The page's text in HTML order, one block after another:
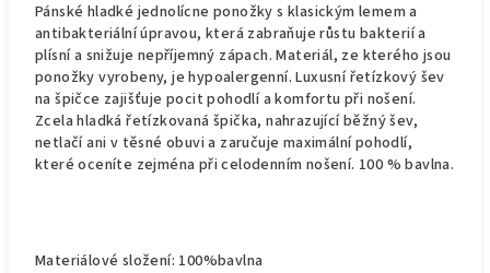
Pánské hladké jednolícne ponožky s klasickým lemem a
antibakteriální úpravou, která zabraňuje růstu bakterií a
plísní a snižuje nepříjemný zápach. Materiál, ze kterého jsou
ponožky vyrobeny, je hypoalergenní. Luxusní řetízkový šev
na špičce zajišťuje pocit pohodlí a komfortu při nošení.
Zcela hladká řetízkovaná špička, nahrazující běžný šev,
netlačí ani v těsné obuvi a zaručuje maximální pohodlí,
které oceníte zejména při celodenním nošení. 100 % bavlna.
Materiálové složení: 100%bavlna